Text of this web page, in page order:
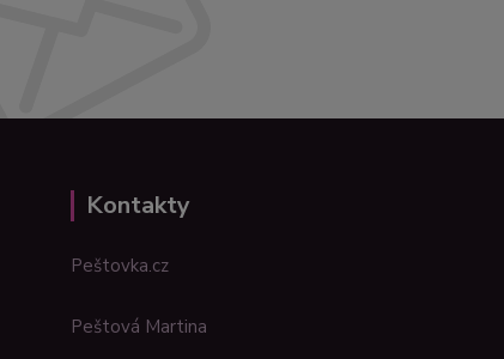
Kontakty
Peštovka.cz
Peštová Martina